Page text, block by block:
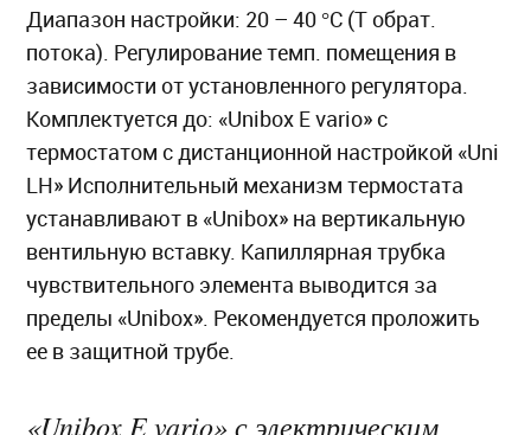
Диапазон настройки: 20 – 40 °C (T обрат.
потока). Регулирование темп. помещения в
зависимости от установленного регулятора.
Комплектуется до: «Unibox E vario» с
термостатом с дистанционной настройкой «Uni
LH» Исполнительный механизм термостата
устанавливают в «Unibox» на вертикальную
вентильную вставку. Капиллярная трубка
чувствительного элемента выводится за
пределы «Unibox». Рекомендуется проложить
ее в защитной трубе.
«Unibox E vario» с электрическим